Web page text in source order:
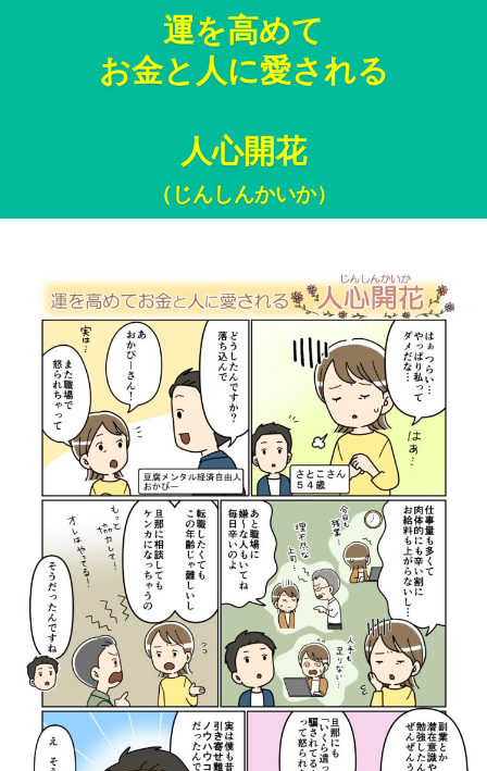
運を高めて
お金と人に愛される
人心開花
（じんしんかいか）